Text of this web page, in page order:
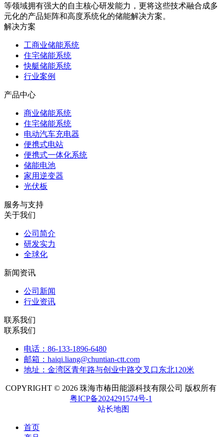
等领域拥有强大的自主核心研发能力，更将这些技术融合成多
元化的产品矩阵和高度系统化的储能解决方案。
解决方案
工商业储能系统
住宅储能系统
快艇储能系统
行业案例
产品中心
商业储能系统
住宅储能系统
电动汽车充电器
便携式电站
便携式一体化系统
储能电池
家用逆变器
光伏板
服务与支持
关于我们
公司简介
研发实力
全球化
新闻资讯
公司新闻
行业资讯
联系我们
联系我们
电话：86-133-1896-6480
邮箱：haiqi.liang@chuntian-ctt.com
地址：金湾区青年路与创业中路交叉口东北120米
COPYRIGHT © 2026 珠海市椿田能源科技有限公司 版权所有
粤ICP备2024291574号-1
站长地图
首页